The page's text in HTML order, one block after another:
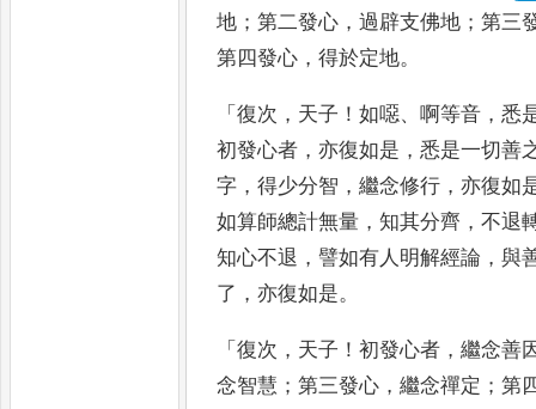
地 ；第二發心 ，過辟支佛地 ；第三
第四發心 ，得於定地。
「復次 ， 天子 ！如噁、啊等音 ，悉
初發心者 ，亦復如是 ，悉是一切善
字 ，得少分智 ，繼念修行 ，亦復如
如算師總計無量 ，知其分齊 ，不退
知心不退 ，譬如有人明解經論 ，與
了 ，亦復如是。
「復次 ， 天子 ！初發心者 ，繼念善
念智慧 ；第三發心 ，繼念禪定 ；第